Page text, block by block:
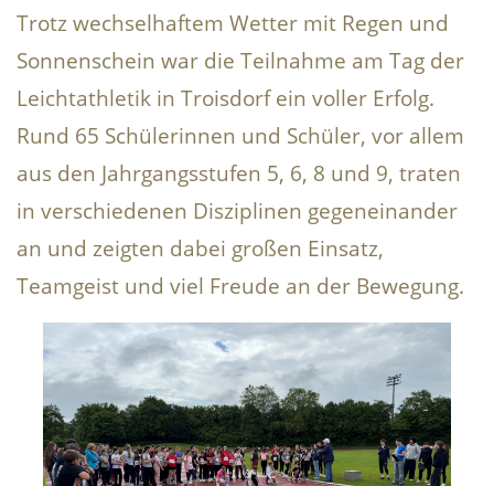
Trotz wechselhaftem Wetter mit Regen und
Sonnenschein war die Teilnahme am Tag der
Leichtathletik in Troisdorf ein voller Erfolg.
Rund 65 Schülerinnen und Schüler, vor allem
aus den Jahrgangsstufen 5, 6, 8 und 9, traten
in verschiedenen Disziplinen gegeneinander
an und zeigten dabei großen Einsatz,
Teamgeist und viel Freude an der Bewegung.